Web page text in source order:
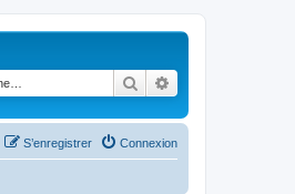
Rechercher
Connexion
S’enregistrer